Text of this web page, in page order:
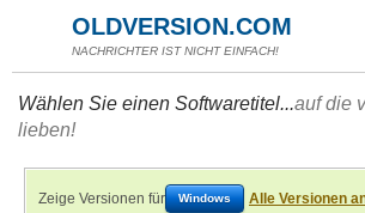
OLDVERSION.COM
NACHRICHTER IST NICHT EINFACH!
Wählen Sie einen Softwaretitel...auf die
lieben!
Zeige Versionen für Windows Alle Versionen